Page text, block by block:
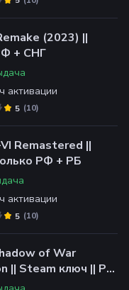
(2023) ||
+ СНГ
активации
(10)
5
Remastered ||
РФ + РБ
активации
(10)
5
of War
|| Steam ключ || РФ